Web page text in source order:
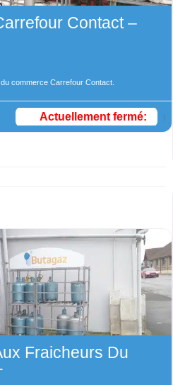
Contact –
commerce Carrefour Contact.
Actuellement fermé:
Fraicheurs Du